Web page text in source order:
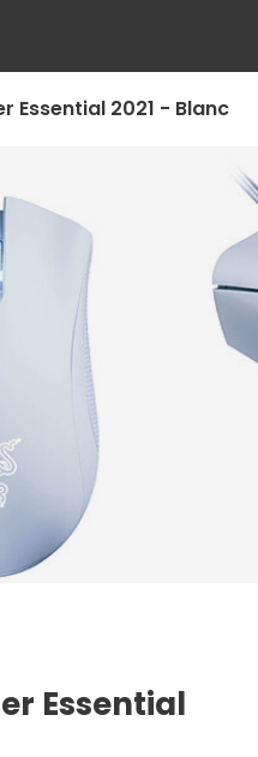
Essential 2021 - Blanc
Essential